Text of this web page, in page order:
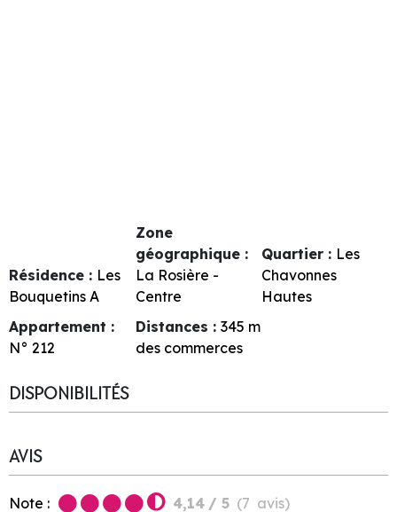
Résidence : Les
Bouquetins A
Zone
géographique :
La Rosière -
Centre
Quartier : Les
Chavonnes
Hautes
Appartement :
N° 212
Distances : 345 m
des commerces
DISPONIBILITÉS
AVIS
Note : 4,14 / 5 (7 avis)